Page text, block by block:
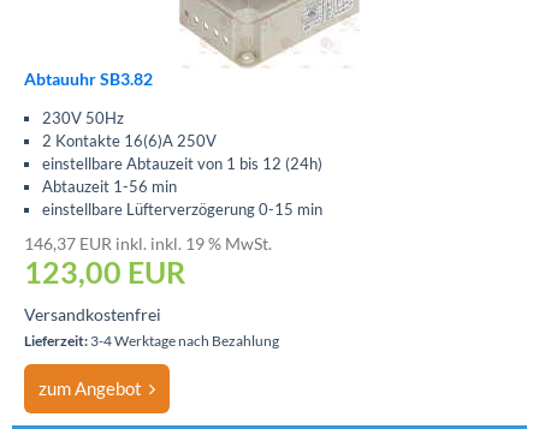
Abtauuhr SB3.82
230V 50Hz
2 Kontakte 16(6)A 250V
einstellbare Abtauzeit von 1 bis 12 (24h)
Abtauzeit 1-56 min
einstellbare Lüfterverzögerung 0-15 min
146,37 EUR inkl. inkl. 19 % MwSt.
123,00 EUR
Versandkostenfrei
Lieferzeit: 3-4 Werktage nach Bezahlung
zum Angebot